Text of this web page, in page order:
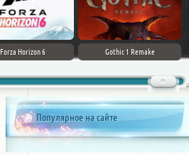
Forza Horizon 6 Gothic 1 Remake
Популярное на сайте